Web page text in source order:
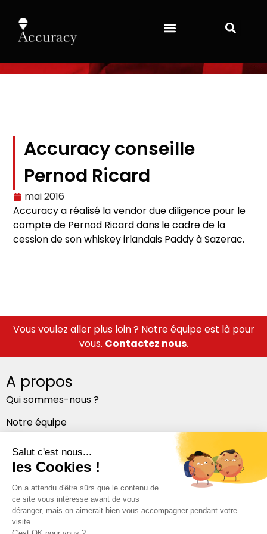
Accuracy conseille
Pernod Ricard
mai 2016
Accuracy a réalisé la vendor due diligence pour le
compte de Pernod Ricard dans le cadre de la
cession de son whiskey irlandais Paddy à Sazerac.
Vous voulez aller plus loin ? Notre équipe est là pour
vous. Contactez nous.
A propos
Qui sommes-nous ?
Notre équipe
Nos bureaux
Suivez-nous